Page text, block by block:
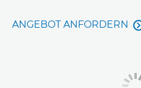
ANGEBOT ANFORDERN 